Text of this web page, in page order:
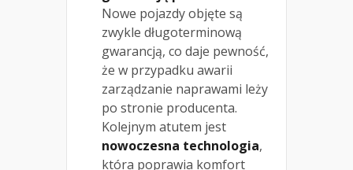
Nowe pojazdy objęte są
zwykle długoterminową
gwarancją, co daje pewność,
że w przypadku awarii
zarządzanie naprawami leży
po stronie producenta.
Kolejnym atutem jest
nowoczesna technologia,
która poprawia komfort